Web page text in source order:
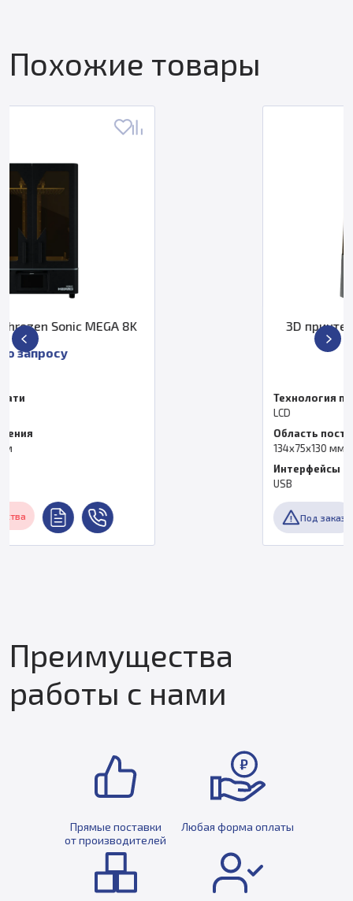
Похожие товары
8K
3D принтер Phrozen Sonic Mini
Преимущества
работы с нами
Прямые поставки
от производителей
Любая форма оплаты